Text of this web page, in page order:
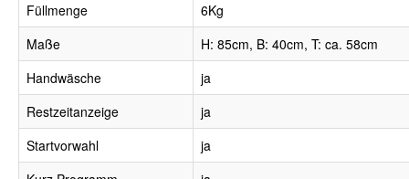
Füllmenge
6Kg
Maße
H: 85cm, B: 40cm, T: ca. 58cm
Handwäsche
ja
Restzeitanzeige
ja
Startvorwahl
ja